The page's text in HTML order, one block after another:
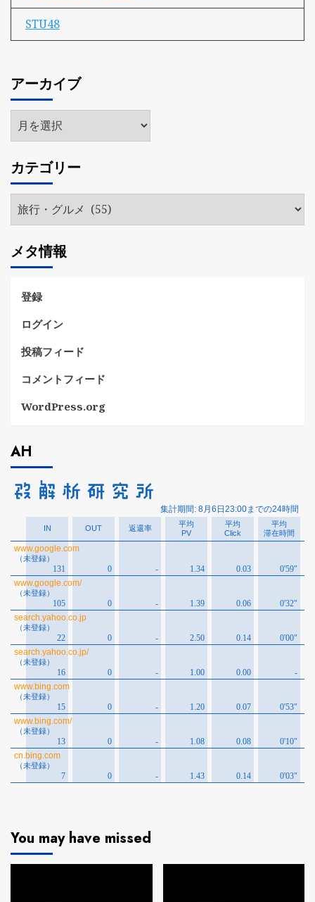
STU48
アーカイブ
ア
ー
イ
ブ
カテゴリー
カ
テ
リ
ー
メタ情報
登録
ログイン
投稿フィード
コメントフィード
WordPress.org
AH
You may have missed